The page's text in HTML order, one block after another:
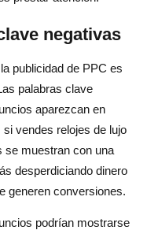
negativas
publicidad de PPC es
palabras clave
aparezcan en
vendes relojes de lujo
se muestran con una
desperdiciando dinero
generen conversiones.
podrían mostrarse